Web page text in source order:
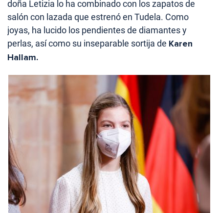
doña Letizia lo ha combinado con los zapatos de
salón con lazada que estrenó en Tudela. Como
joyas, ha lucido los pendientes de diamantes y
perlas, así como su inseparable sortija de Karen
Hallam.